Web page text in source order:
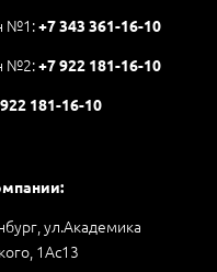
№1:+7 343 361-16-10
№2:+7 922 181-16-10
181-16-10
ул.Академика
1Аc13